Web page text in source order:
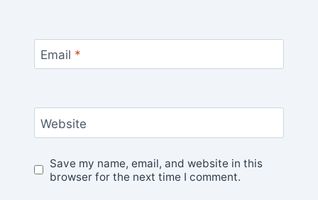
Email *
Website
Save my name, email, and website in this
browser for the next time I comment.